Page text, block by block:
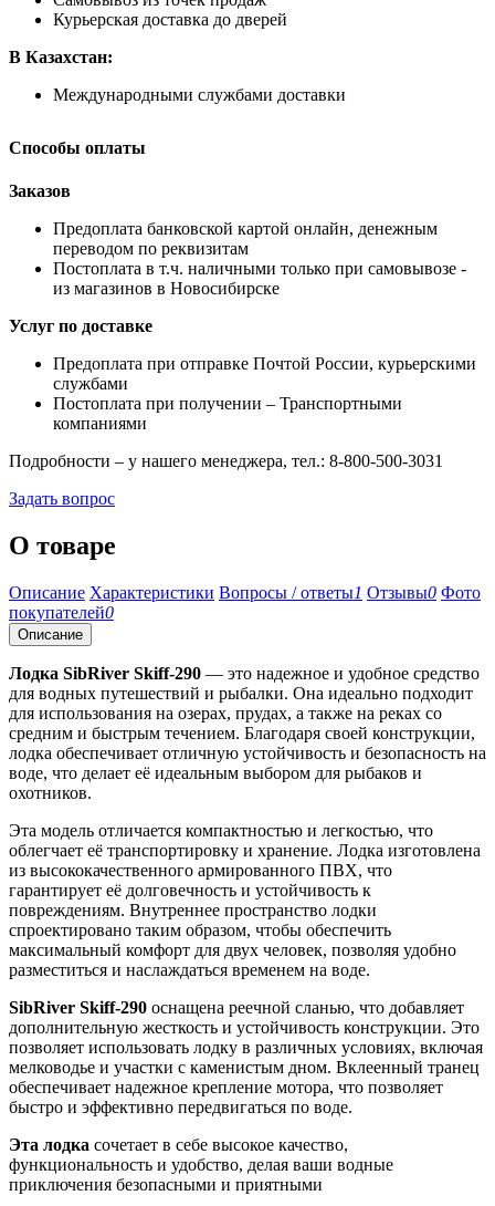
Курьерская доставка до дверей
В Казахстан:
Международными службами доставки
Способы оплаты
Заказов
Предоплата банковской картой онлайн, денежным
переводом по реквизитам
Постоплата в т.ч. наличными только при самовывозе -
из магазинов в Новосибирске
Услуг по доставке
Предоплата при отправке Почтой России, курьерскими
службами
Постоплата при получении – Транспортными
компаниями
Подробности – у нашего менеджера, тел.: 8-800-500-3031
Задать вопрос
О товаре
Описание Характеристики Вопросы / ответы1 Отзывы0 Фото
покупателей0
Описание
Лодка SibRiver Skiff-290 — это надежное и удобное средство
для водных путешествий и рыбалки. Она идеально подходит
для использования на озерах, прудах, а также на реках со
средним и быстрым течением. Благодаря своей конструкции,
лодка обеспечивает отличную устойчивость и безопасность на
воде, что делает её идеальным выбором для рыбаков и
охотников.
Эта модель отличается компактностью и легкостью, что
облегчает её транспортировку и хранение. Лодка изготовлена
из высококачественного армированного ПВХ, что
гарантирует её долговечность и устойчивость к
повреждениям. Внутреннее пространство лодки
спроектировано таким образом, чтобы обеспечить
максимальный комфорт для двух человек, позволяя удобно
разместиться и наслаждаться временем на воде.
SibRiver Skiff-290 оснащена реечной сланью, что добавляет
дополнительную жесткость и устойчивость конструкции. Это
позволяет использовать лодку в различных условиях, включая
мелководье и участки с каменистым дном. Вклеенный транец
обеспечивает надежное крепление мотора, что позволяет
быстро и эффективно передвигаться по воде.
Эта лодка сочетает в себе высокое качество,
функциональность и удобство, делая ваши водные
приключения безопасными и приятными